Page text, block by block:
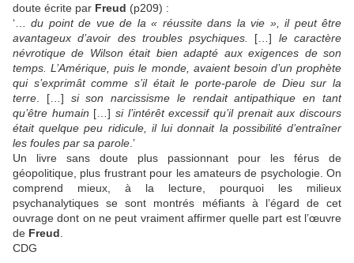
doute écrite par Freud (p209) :
‘…du point de vue de la « réussite dans la vie », il peut être
avantageux d’avoir des troubles psychiques.
[…] le caractère
névrotique de Wilson était bien adapté aux exigences de son
temps. L’Amérique, puis le monde, avaient besoin d’un prophète
qui s’exprimât comme s’il était le porte-parole de Dieu sur la
terre . […] si son narcissisme le rendait antipathique en tant
qu’être humain […]si l’intérêt excessif qu’il prenait aux discours
était quelque peu ridicule, il lui donnait la possibilité d’entraîner
les foules par sa parole .’
Un livre sans doute plus passionnant pour les férus de
géopolitique, plus frustrant pour les amateurs de psychologie. On
comprend mieux, à la lecture, pourquoi les milieux
psychanalytiques se sont montrés méfiants à l’égard de cet
ouvrage dont on ne peut vraiment affirmer quelle part est l’œuvre
de Freud
CDG